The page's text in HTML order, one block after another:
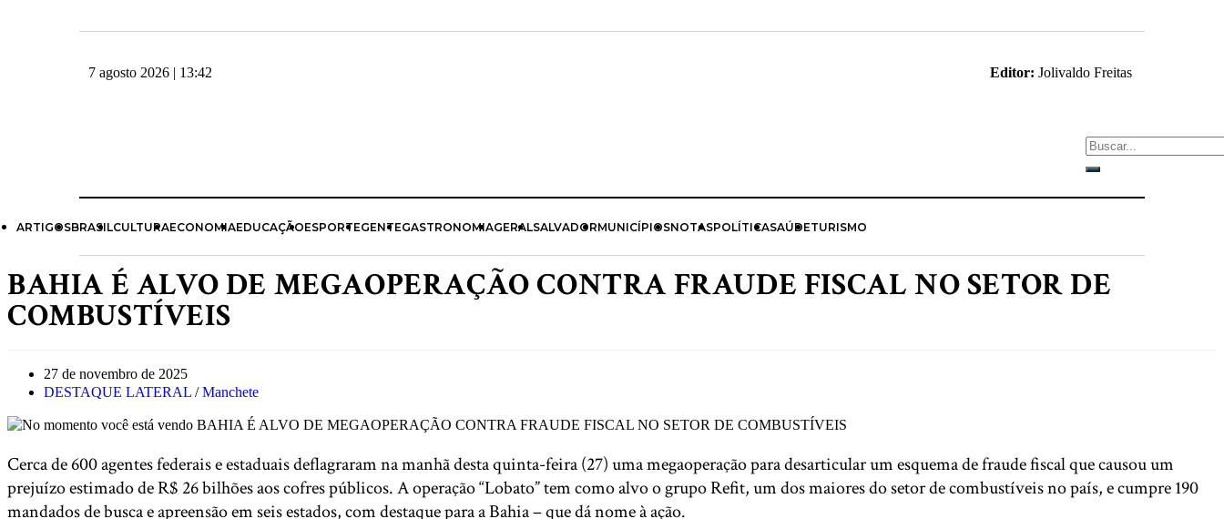
7 agosto 2026 | 13:42 Editor:Jolivaldo Freitas
ARTIGOSBRASILCULTURAECONOMIAEDUCAÇÃOESPORTEGENTEGASTRONOMIAGERALSALVADORMUNICÍPIOSNOTASPOLÍTICASAÚDETURISMO
BAHIA É ALVO DE MEGAOPERAÇÃO CONTRA FRAUDE FISCAL NO SETOR DE
COMBUSTÍVEIS
27 de novembro de 2025
DESTAQUE LATERAL / Manchete
Cerca de 600 agentes federais e estaduais deflagraram na manhã desta quinta-feira (27) uma megaoperação para desarticular um esquema de fraude fiscal que causou um
prejuízo estimado de R$ 26 bilhões aos cofres públicos. A operação “Lobato” tem como alvo o grupo Refit, um dos maiores do setor de combustíveis no país, e cumpre 190
mandados de busca e apreensão em seis estados, com destaque para a Bahia – que dá nome à ação.